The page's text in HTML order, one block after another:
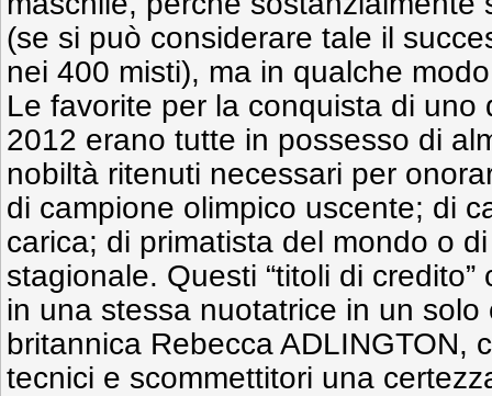
(se si può considerare tale il
nei 400 misti), ma in qualche
Le favorite per la conquista di uno
2012 erano tutte in possesso di
nobiltà ritenuti necessari per
di campione olimpico uscente; di
carica; di primatista del mondo o
stagionale. Questi “titoli di
in una stessa nuotatrice in un
britannica Rebecca ADLINGTON,
tecnici e scommettitori una